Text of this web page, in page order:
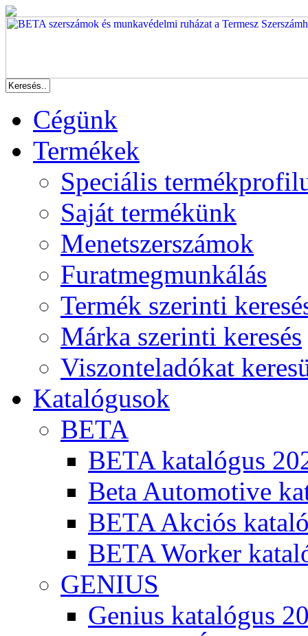
Cégünk
Termékek
Speciális
Saját termékünk
Menetszerszámok
Furatmegmunkálás
Termék szerinti
Márka szerinti keresés
Viszonteladókat
Katalógusok
BETA
BETA katalógus
Beta Automotive
BETA Akciós
BETA Worker
GENIUS
Genius katalógus